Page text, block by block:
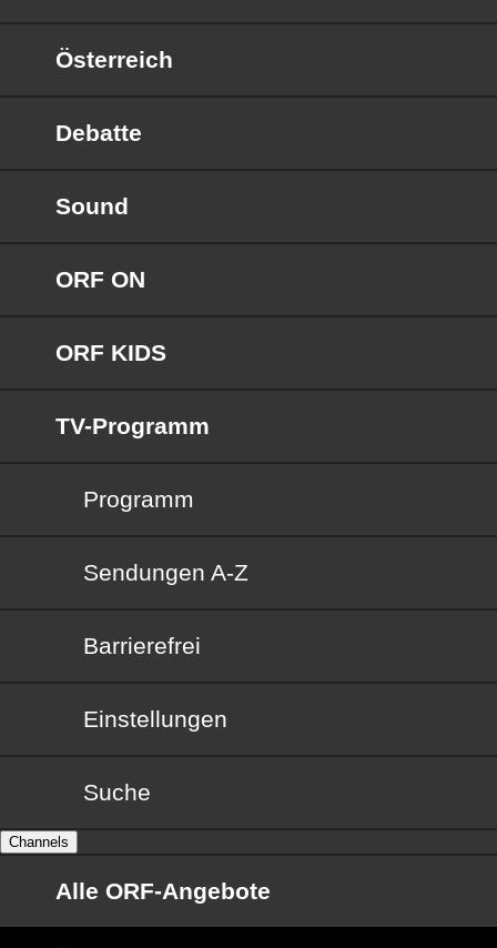
Österreich
Debatte
Sound
ORF ON
ORF KIDS
TV-Programm
Programm
Sendungen von A bis Z
Sendungen A-Z
Barrierefrei
Barrierefrei
Einstellungen
Suche
Channels
Alle ORF-Angebote